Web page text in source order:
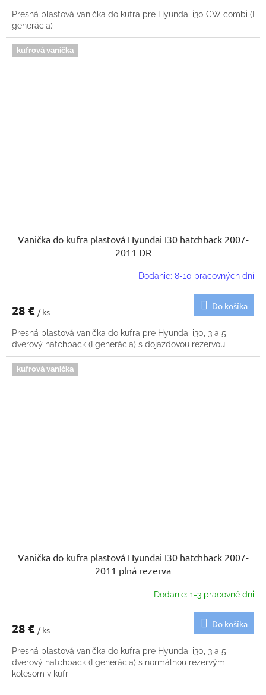
Presná plastová vanička do kufra pre Hyundai i30 CW combi (I
generácia)
kufrová vanička
Vanička do kufra plastová Hyundai I30 hatchback 2007-
2011 DR
Dodanie: 8-10 pracovných dní
28 € / ks
Do košíka
Presná plastová vanička do kufra pre Hyundai i30, 3 a 5-
dverový hatchback (I generácia) s dojazdovou rezervou
kufrová vanička
Vanička do kufra plastová Hyundai I30 hatchback 2007-
2011 plná rezerva
Dodanie: 1-3 pracovné dni
28 € / ks
Do košíka
Presná plastová vanička do kufra pre Hyundai i30, 3 a 5-
dverový hatchback (I generácia) s normálnou rezervým
kolesom v kufri